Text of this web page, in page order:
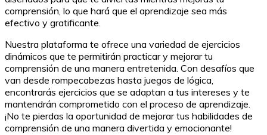
comprensión, lo que hará que el aprendizaje sea más
efectivo y gratificante.
Nuestra plataforma te ofrece una variedad de ejercicios
dinámicos que te permitirán practicar y mejorar tu
comprensión de una manera entretenida. Con desafíos que
van desde rompecabezas hasta juegos de lógica,
encontrarás ejercicios que se adaptan a tus intereses y te
mantendrán comprometido con el proceso de aprendizaje.
¡No te pierdas la oportunidad de mejorar tus habilidades de
comprensión de una manera divertida y emocionante!